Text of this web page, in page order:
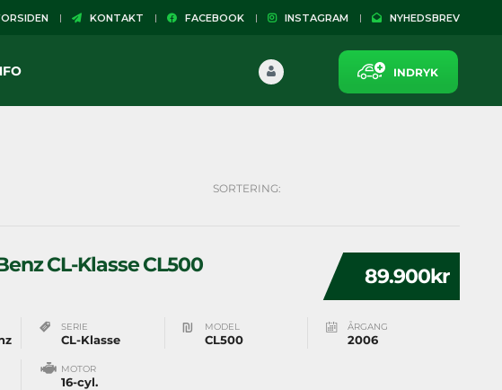
KONTAKT FACEBOOK INSTAGRAM NYHEDSBREV
INDRYK
SORTERING:
89.900kr
CL-Klasse CL500
SERIE
CL-Klasse
MODEL
CL500
ÅRGANG
2006
MOTOR
16-cyl.